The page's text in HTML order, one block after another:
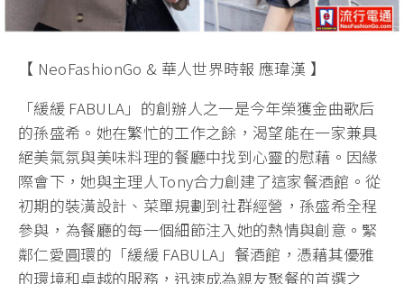
【 NeoFashionGo & 華人世界時報 應瑋漢 】
「緩緩 FABULA」的創辦人之一是今年榮獲金曲歌后
的孫盛希。她在繁忙的工作之餘，渴望能在一家兼具
絕美氣氛與美味料理的餐廳中找到心靈的慰藉。因緣
際會下，她與主理人Tony合力創建了這家餐酒館。從
初期的裝潢設計、菜單規劃到社群經營，孫盛希全程
參與，為餐廳的每一個細節注入她的熱情與創意。緊
鄰仁愛圓環的「緩緩 FABULA」餐酒館，憑藉其優雅
的環境和卓越的服務，迅速成為親友聚餐的首選之